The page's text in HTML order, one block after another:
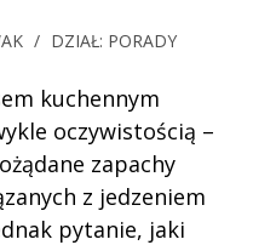
/ DZIAŁ: PORADY
kuchennym
oczywistością –
zapachy
z jedzeniem
pytanie, jaki